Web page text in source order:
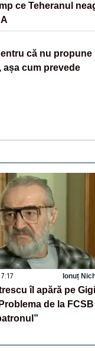
ce Teheranul
că nu propune
așa cum prevede
Ionuț
îl apără pe Gigi
de la FCSB